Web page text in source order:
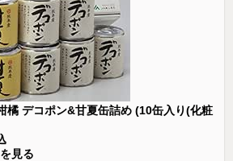
橘 デコポン&甘夏缶詰め (10缶入り(化粧
を見る